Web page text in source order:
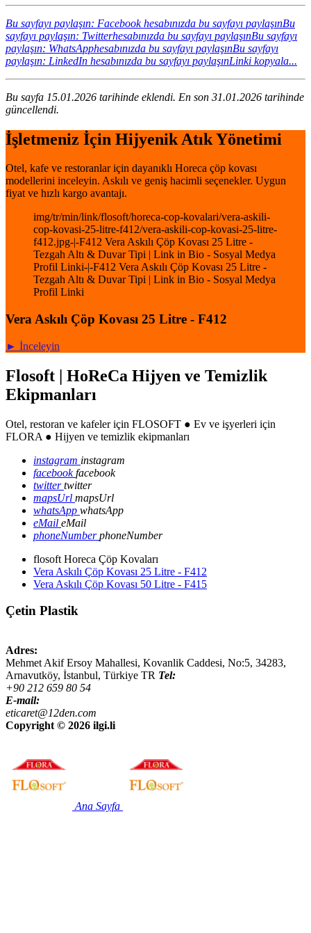
Bu sayfayı paylaşın: Facebook hesabınızda bu sayfayı paylaşınBu
sayfayı paylaşın: Twitterhesabınızda bu sayfayı paylaşınBu sayfayı
paylaşın: WhatsApphesabınızda bu sayfayı paylaşınBu sayfayı
paylaşın: LinkedIn hesabınızda bu sayfayı paylaşınLinki kopyala...
Bu sayfa 15.01.2026 tarihinde eklendi. En son 31.01.2026 tarihinde
güncellendi.
İşletmeniz İçin Hijyenik Atık Yönetimi
Otel, kafe ve restoranlar için dayanıklı Horeca çöp kovası
modellerini inceleyin. Askılı ve geniş hacimli seçenekler. Uygun
fiyat ve hızlı kargo avantajı.
img/tr/min/link/flosoft/horeca-cop-kovalari/vera-askili-
cop-kovasi-25-litre-f412/vera-askili-cop-kovasi-25-litre-
f412.jpg-|-F412 Vera Askılı Çöp Kovası 25 Litre -
Tezgah Altı & Duvar Tipi | Link in Bio - Sosyal Medya
Profil Linki-|-F412 Vera Askılı Çöp Kovası 25 Litre -
Tezgah Altı & Duvar Tipi | Link in Bio - Sosyal Medya
Profil Linki
Vera Askılı Çöp Kovası 25 Litre - F412
► İnceleyin
Flosoft | HoReCa Hijyen ve Temizlik
Ekipmanları
Otel, restoran ve kafeler için FLOSOFT ● Ev ve işyerleri için
FLORA ● Hijyen ve temizlik ekipmanları
instagram instagram
facebookfacebook
twittertwitter
mapsUrl mapsUrl
whatsApp whatsApp
eMail eMail
phoneNumberphoneNumber
flosoft Horeca Çöp Kovaları
Vera Askılı Çöp Kovası 25 Litre - F412
Vera Askılı Çöp Kovası 50 Litre - F415
Çetin Plastik
Adres:
Mehmet Akif Ersoy Mahallesi, Kovanlik Caddesi, No:5, 34283,
Arnavutköy, İstanbul, Türkiye TR Tel:
+90 212 659 80 54
E-mail:
eticaret@12den.com
Copyright © 2026 ilgi.li
Ana Sayfa